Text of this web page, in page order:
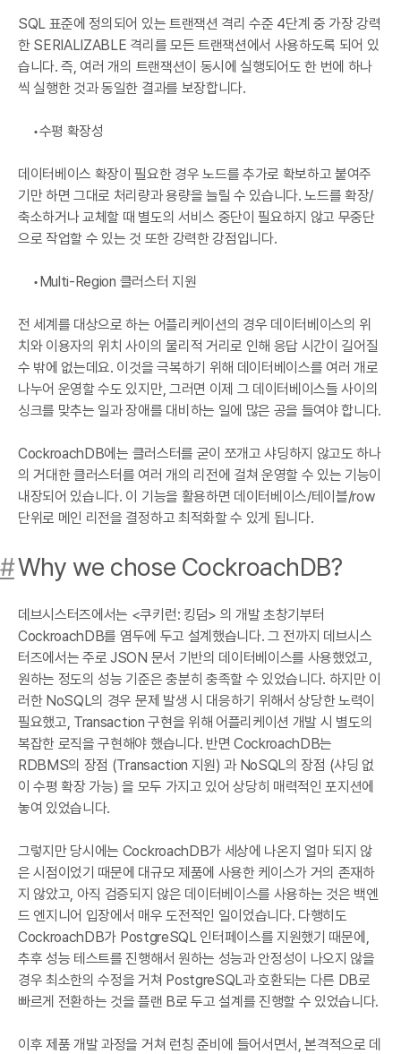
SQL 표준에 정의되어 있는 트랜잭션 격리 수준 4단계 중 가장 강력
한 SERIALIZABLE 격리를 모든 트랜잭션에서 사용하도록 되어 있
습니다. 즉, 여러 개의 트랜잭션이 동시에 실행되어도 한 번에 하나
씩 실행한 것과 동일한 결과를 보장합니다.
수평 확장성
데이터베이스 확장이 필요한 경우 노드를 추가로 확보하고 붙여주
기만 하면 그대로 처리량과 용량을 늘릴 수 있습니다. 노드를 확장/
축소하거나 교체할 때 별도의 서비스 중단이 필요하지 않고 무중단
으로 작업할 수 있는 것 또한 강력한 강점입니다.
Multi-Region 클러스터 지원
전 세계를 대상으로 하는 어플리케이션의 경우 데이터베이스의 위
치와 이용자의 위치 사이의 물리적 거리로 인해 응답 시간이 길어질
수 밖에 없는데요. 이것을 극복하기 위해 데이터베이스를 여러 개로
나누어 운영할 수도 있지만, 그러면 이제 그 데이터베이스들 사이의
싱크를 맞추는 일과 장애를 대비하는 일에 많은 공을 들여야 합니다.
CockroachDB에는 클러스터를 굳이 쪼개고 샤딩하지 않고도 하나
의 거대한 클러스터를 여러 개의 리전에 걸쳐 운영할 수 있는 기능이
내장되어 있습니다. 이 기능을 활용하면 데이터베이스/테이블/row
단위로 메인 리전을 결정하고 최적화할 수 있게 됩니다.
#Why we chose CockroachDB?
데브시스터즈에서는 <쿠키런: 킹덤> 의 개발 초창기부터
CockroachDB를 염두에 두고 설계했습니다. 그 전까지 데브시스
터즈에서는 주로 JSON 문서 기반의 데이터베이스를 사용했었고,
원하는 정도의 성능 기준은 충분히 충족할 수 있었습니다. 하지만 이
러한 NoSQL의 경우 문제 발생 시 대응하기 위해서 상당한 노력이
필요했고, Transaction 구현을 위해 어플리케이션 개발 시 별도의
복잡한 로직을 구현해야 했습니다. 반면 CockroachDB는
RDBMS의 장점 (Transaction 지원) 과 NoSQL의 장점 (샤딩 없
이 수평 확장 가능) 을 모두 가지고 있어 상당히 매력적인 포지션에
놓여 있었습니다.
그렇지만 당시에는 CockroachDB가 세상에 나온지 얼마 되지 않
은 시점이었기 때문에 대규모 제품에 사용한 케이스가 거의 존재하
지 않았고, 아직 검증되지 않은 데이터베이스를 사용하는 것은 백엔
드 엔지니어 입장에서 매우 도전적인 일이었습니다. 다행히도
CockroachDB가 PostgreSQL 인터페이스를 지원했기 때문에,
추후 성능 테스트를 진행해서 원하는 성능과 안정성이 나오지 않을
경우 최소한의 수정을 거쳐 PostgreSQL과 호환되는 다른 DB로
빠르게 전환하는 것을 플랜 B로 두고 설계를 진행할 수 있었습니다.
이후 제품 개발 과정을 거쳐 런칭 준비에 들어서면서, 본격적으로 데